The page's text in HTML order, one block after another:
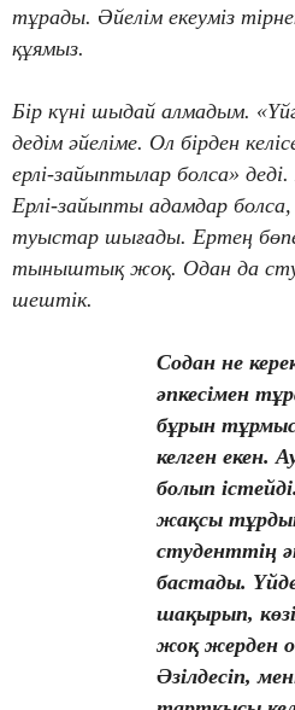
тұрады. Әйелім екеуміз
құямыз.
Бір күні шыдай алмадым.
дедім әйеліме. Ол бірден
ерлі-зайыптылар болса»
Ерлі-зайыпты адамдар болса,
туыстар шығады. Ертең
тыныштық жоқ. Одан да
шештік.
Содан не
әпкесімен
бұрын
келген екен.
болып
жақсы
студенттің
бастады.
шақырып,
жоқ жерден
Әзілдесіп,